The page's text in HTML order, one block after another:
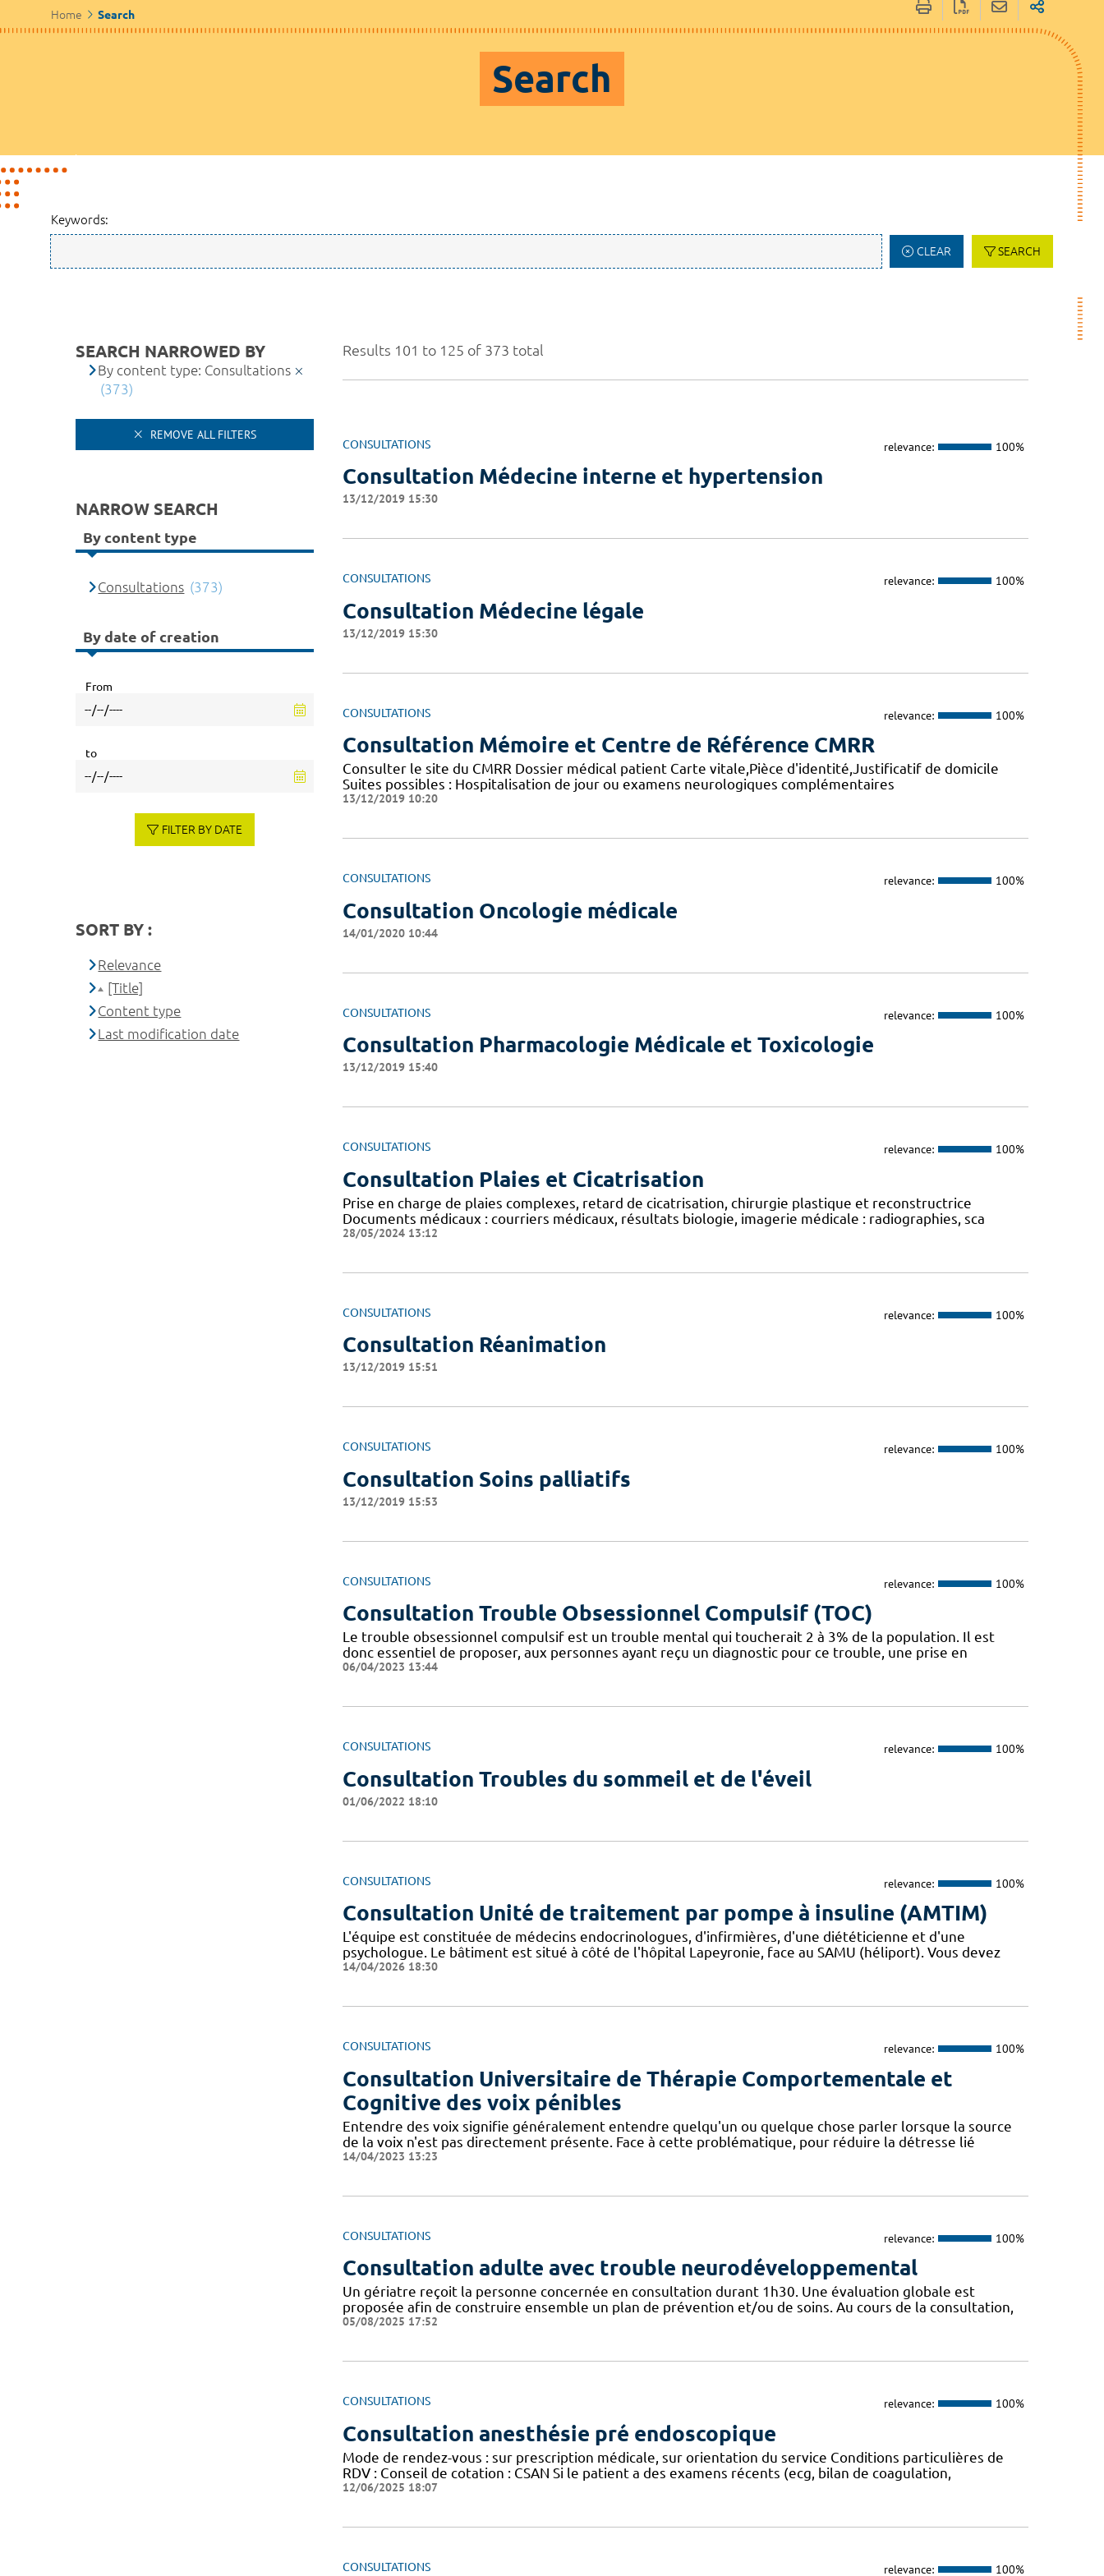
Home Search
Search
Keywords:
CLEAR SEARCH
Results 101 to 125 of 373 total
CONSULTATIONS relevance: 100%
Consultation Médecine interne et hypertension
13/12/2019 15:30
CONSULTATIONS relevance: 100%
Consultation Médecine légale
13/12/2019 15:30
CONSULTATIONS relevance: 100%
Consultation Mémoire et Centre de Référence CMRR
Consulter le site du CMRR Dossier médical patient Carte vitale,Pièce d'identité,Justificatif de domicile
Suites possibles : Hospitalisation de jour ou examens neurologiques complémentaires
13/12/2019 10:20
CONSULTATIONS relevance: 100%
Consultation Oncologie médicale
14/01/2020 10:44
CONSULTATIONS relevance: 100%
Consultation Pharmacologie Médicale et Toxicologie
13/12/2019 15:40
CONSULTATIONS relevance: 100%
Consultation Plaies et Cicatrisation
Prise en charge de plaies complexes, retard de cicatrisation, chirurgie plastique et reconstructrice
Documents médicaux : courriers médicaux, résultats biologie, imagerie médicale : radiographies, sca
28/05/2024 13:12
CONSULTATIONS relevance: 100%
Consultation Réanimation
13/12/2019 15:51
CONSULTATIONS relevance: 100%
Consultation Soins palliatifs
13/12/2019 15:53
CONSULTATIONS relevance: 100%
Consultation Trouble Obsessionnel Compulsif (TOC)
Le trouble obsessionnel compulsif est un trouble mental qui toucherait 2 à 3% de la population. Il est
donc essentiel de proposer, aux personnes ayant reçu un diagnostic pour ce trouble, une prise en
06/04/2023 13:44
CONSULTATIONS relevance: 100%
Consultation Troubles du sommeil et de l'éveil
01/06/2022 18:10
CONSULTATIONS relevance: 100%
Consultation Unité de traitement par pompe à insuline (AMTIM)
L'équipe est constituée de médecins endocrinologues, d'infirmières, d'une diététicienne et d'une
psychologue. Le bâtiment est situé à côté de l'hôpital Lapeyronie, face au SAMU (héliport). Vous devez
14/04/2026 18:30
CONSULTATIONS relevance: 100%
Consultation Universitaire de Thérapie Comportementale et
Cognitive des voix pénibles
Entendre des voix signifie généralement entendre quelqu'un ou quelque chose parler lorsque la source
de la voix n'est pas directement présente. Face à cette problématique, pour réduire la détresse lié
14/04/2023 13:23
CONSULTATIONS relevance: 100%
Consultation adulte avec trouble neurodéveloppemental
Un gériatre reçoit la personne concernée en consultation durant 1h30. Une évaluation globale est
proposée afin de construire ensemble un plan de prévention et/ou de soins. Au cours de la consultation,
05/08/2025 17:52
CONSULTATIONS relevance: 100%
Consultation anesthésie pré endoscopique
Mode de rendez-vous : sur prescription médicale, sur orientation du service Conditions particulières de
RDV : Conseil de cotation : CSAN Si le patient a des examens récents (ecg, bilan de coagulation,
12/06/2025 18:07
CONSULTATIONS relevance: 100%
SEARCH NARROWED BY
By content type: Consultations
(373)
REMOVE ALL FILTERS
NARROW SEARCH
By content type
Consultations (373)
By date of creation
From
to
FILTER BY DATE
SORT BY :
Relevance
[Title]
Content type
Last modification date